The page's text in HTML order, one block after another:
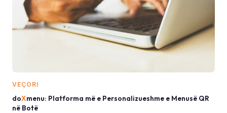
VEÇORI
doXmenu: Platforma më e Personalizueshme e Menusë QR
në Botë